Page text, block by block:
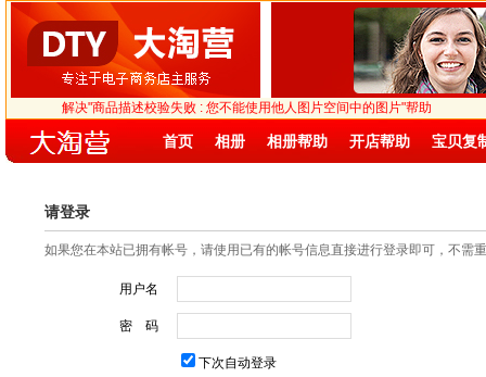
解决"商品描述校验失败 : 您不能使用他人图片空间中的图片"帮助
首页 相册 相册帮助 开店帮助 宝贝复
请登录
如果您在本站已拥有帐号，请使用已有的帐号信息直接进行登录即可，不需
用户名
密 码
下次自动登录